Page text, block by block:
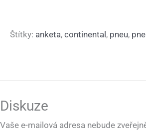
Štítky: anketa, continental, pneu,
Diskuze
Vaše e-mailová adresa nebude